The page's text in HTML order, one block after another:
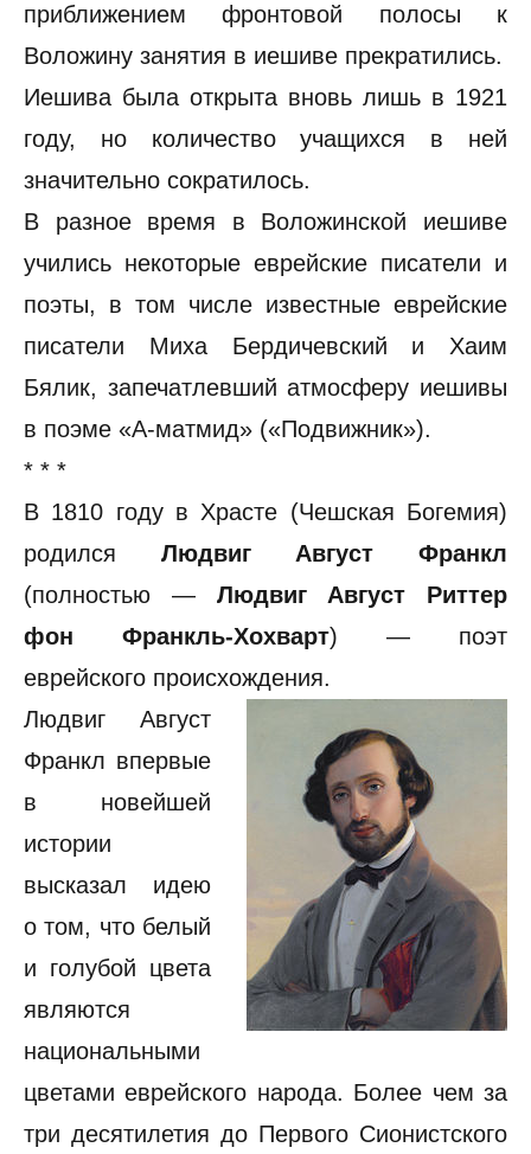
приближением фронтовой полосы к
Воложину занятия в иешиве прекратились.
Иешива была открыта вновь лишь в 1921
году, но количество учащихся в ней
значительно сократилось.
В разное время в Воложинской иешиве
учились некоторые еврейские писатели и
поэты, в том числе известные еврейские
писатели Миха Бердичевский и Хаим
Бялик, запечатлевший атмосферу иешивы
в поэме «А-матмид» («Подвижник»).
* * *
В 1810 году в Храсте (Чешская Богемия)
родился Людвиг Август Франкл
(полностью — Людвиг Август Риттер
фон Франкль-Хохварт) — поэт
еврейского происхождения.
Людвиг Август
Франкл впервые
в новейшей
истории
высказал идею
о том, что белый
и голубой цвета
являются
национальными
цветами еврейского народа. Более чем за
три десятилетия до Первого Сионистского